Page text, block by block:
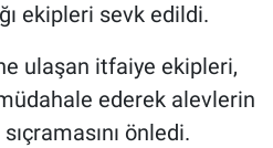
ekipleri sevk edildi.
ulaşan itfaiye ekipleri,
ederek alevlerin
önledi.